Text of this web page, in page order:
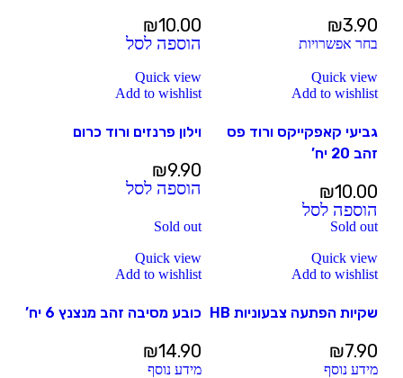
₪3.90
בחר אפשרויות
₪10.00
הוספה לסל
Quick view
Add to wishlist
גביעי קאפקייקס ורוד פס
זהב 20 יח’
₪10.00
הוספה לסל
Quick view
Add to wishlist
וילון פרנזים ורוד כרום
₪9.90
הוספה לסל
Sold out
Quick view
Add to wishlist
שקיות הפתעה צבעוניות HB
₪7.90
מידע נוסף
Sold out
Quick view
Add to wishlist
כובע מסיבה זהב מנצנץ 6 יח’
₪14.90
מידע נוסף